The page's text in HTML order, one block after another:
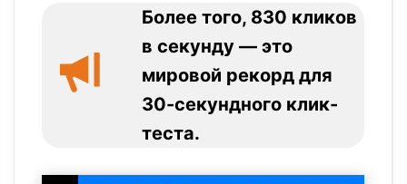
Более того, 830 кликов
в секунду — это
мировой рекорд для
30-секундного клик-
теста.